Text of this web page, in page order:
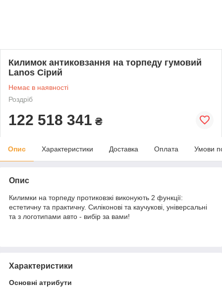
Килимок антиковзання на торпеду гумовий
Lanos Сірий
Немає в наявності
Роздріб
122 518 341 ₴
Опис Характеристики Доставка Оплата Умови
Опис
Килимки на торпеду протиковзкі виконують 2 функції:
естетичну та практичну. Силіконові та каучукові, універсальні
та з логотипами авто - вибір за вами!
Характеристики
Основні атрибути